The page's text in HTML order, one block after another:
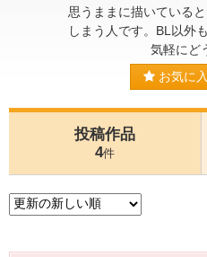
思うままに描いている
しまう人です。BL以外
気軽に
お気に
投稿作品
4件